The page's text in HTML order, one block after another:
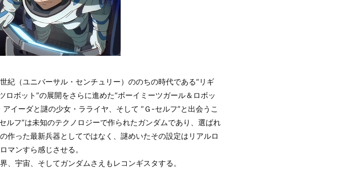
紀（ユニバーサル・センチュリー）ののちの時代である“リギ
ロボット”の展開をさらに進めた“ボーイミーツガール＆ロボッ
イーダと謎の少女・ラライヤ、そして “Ｇ-セルフ”と出会うこ
ルフ”は未知のテクノロジーで作られたガンダムであり、選ばれ
作った最新兵器としてではなく、謎めいたその設定はリアルロ
マンすら感じさせる。
宇宙、そしてガンダムさえもレコンギスタする。